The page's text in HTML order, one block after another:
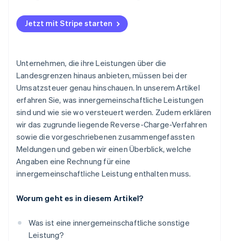
Jetzt mit Stripe starten
Unternehmen, die ihre Leistungen über die
Landesgrenzen hinaus anbieten, müssen bei der
Umsatzsteuer genau hinschauen. In unserem Artikel
erfahren Sie, was innergemeinschaftliche Leistungen
sind und wie sie wo versteuert werden. Zudem erklären
wir das zugrunde liegende Reverse-Charge-Verfahren
sowie die vorgeschriebenen zusammengefassten
Meldungen und geben wir einen Überblick, welche
Angaben eine Rechnung für eine
innergemeinschaftliche Leistung enthalten muss.
Worum geht es in diesem Artikel?
Was ist eine innergemeinschaftliche sonstige
Leistung?